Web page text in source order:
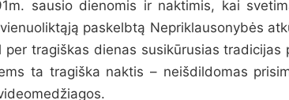
sausio dienomis ir naktimis, kai
paskelbtą Nepriklausonybės
tragiškas dienas susikūrusias tradicijas
ta tragiška naktis – neišdildomas